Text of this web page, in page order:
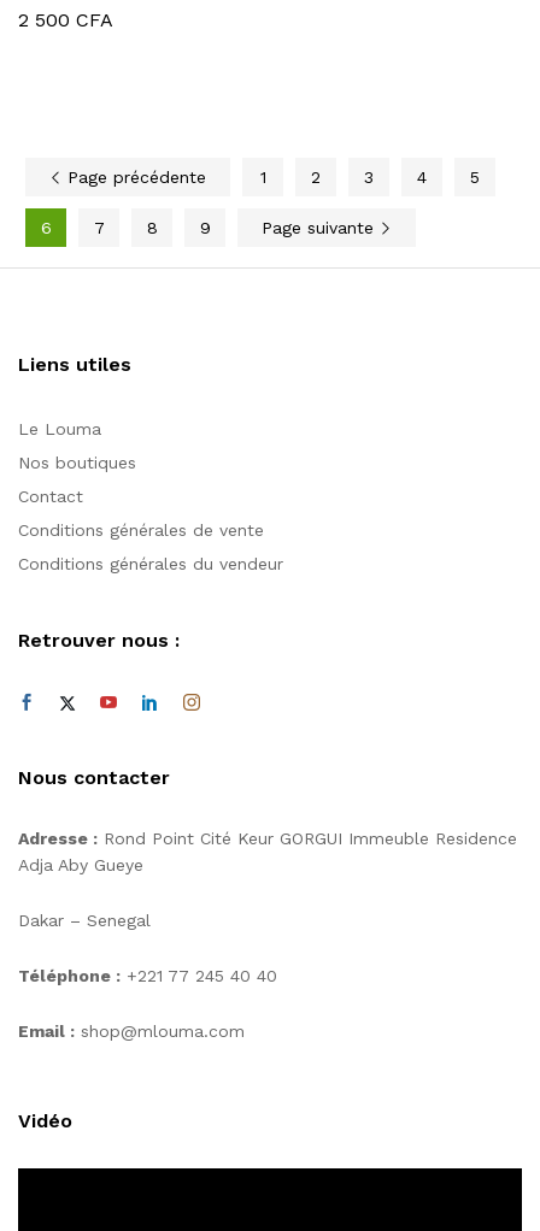
2 500 CFA
Page précédente 1 2 3 4 5
6 7 8 9 Page suivante
Liens utiles
Le Louma
Nos boutiques
Contact
Conditions générales de vente
Conditions générales du vendeur
Retrouver nous :
Nous contacter
Adresse : Rond Point Cité Keur GORGUI Immeuble Residence
Adja Aby Gueye
Dakar – Senegal
Téléphone : +221 77 245 40 40
Email : shop@mlouma.com
Vidéo